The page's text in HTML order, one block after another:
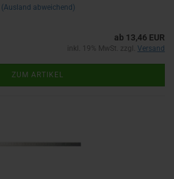
(Ausland abweichend)
ab 13,46 EUR
inkl. 19% MwSt. zzgl. Versand
ZUM ARTIKEL